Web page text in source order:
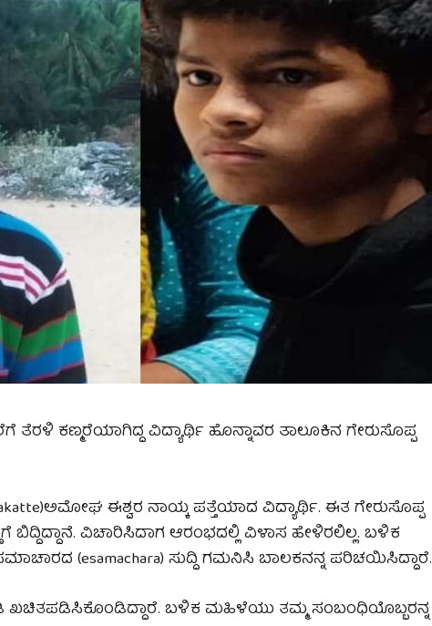
ಕಣ್ಮರೆಯಾಗಿದ್ದ ವಿದ್ಯಾರ್ಥಿ ಹೊನ್ನಾವರ ತಾಲೂಕಿನ ಗೇರುಸೊಪ್ಪ
ಈಶ್ವರ ನಾಯ್ಕ ಪತ್ತೆಯಾದ ವಿದ್ಯಾರ್ಥಿ. ಈತ ಗೇರುಸೊಪ್ಪ
ವಿಚಾರಿಸಿದಾಗ ಆರಂಭದಲ್ಲಿ ವಿಳಾಸ ಹೇಳಿರಲಿಲ್ಲ. ಬಳಿಕ
(esamachara) ಸುದ್ದಿ ಗಮನಿಸಿ ಬಾಲಕನನ್ನ ಪರಿಚಯಿಸಿದ್ದಾರೆ.
ಬಳಿಕ ಮಹಿಳೆಯು ತಮ್ಮ ಸಂಬಂಧಿಯೊಬ್ಬರನ್ನ